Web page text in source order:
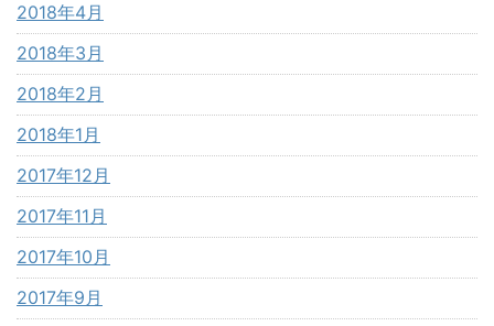
2018年4月
2018年3月
2018年2月
2018年1月
2017年12月
2017年11月
2017年10月
2017年9月